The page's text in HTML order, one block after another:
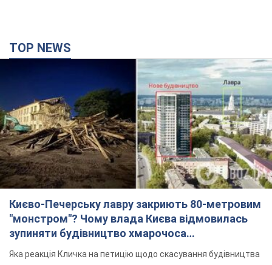
TOP NEWS
Києво-Печерську лавру закриють 80-метровим
"монстром"? Чому влада Києва відмовилась
зупиняти будівництво хмарочоса
"московського вірянина"
Яка реакція Кличка на петицію щодо скасування будівництва